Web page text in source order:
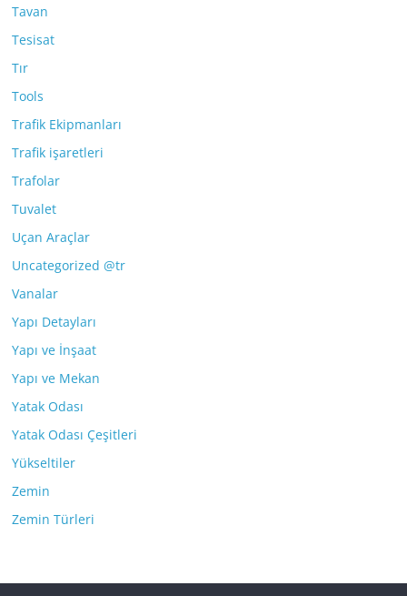
Tavan
Tesisat
Tır
Tools
Trafik Ekipmanları
Trafik işaretleri
Trafolar
Tuvalet
Uçan Araçlar
Uncategorized @tr
Vanalar
Yapı Detayları
Yapı ve İnşaat
Yapı ve Mekan
Yatak Odası
Yatak Odası Çeşitleri
Yükseltiler
Zemin
Zemin Türleri